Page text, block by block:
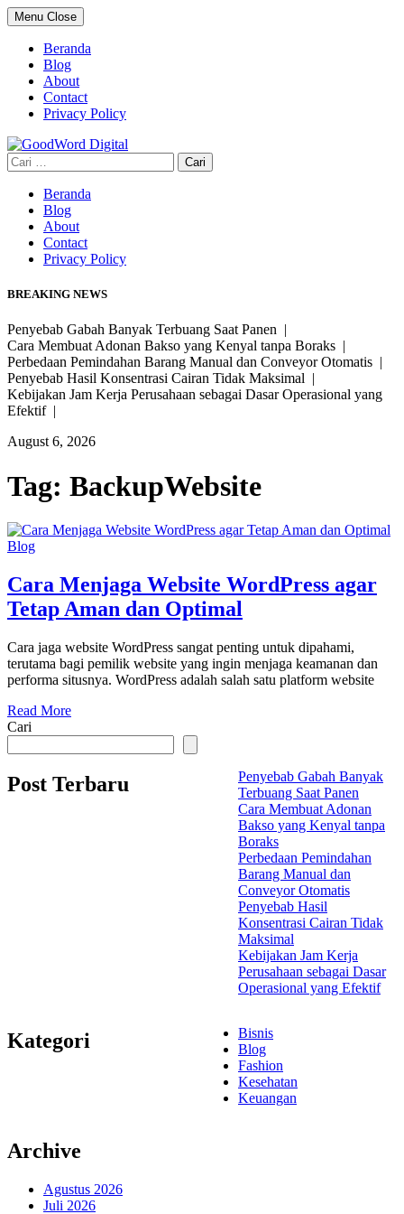
Skip
to
content
Menu Close
Beranda
Blog
About
Contact
Privacy Policy
Cari
untuk:
Beranda
Blog
About
Contact
Privacy Policy
BREAKING NEWS
Penyebab Gabah Banyak Terbuang Saat Panen |
Cara Membuat Adonan Bakso yang Kenyal tanpa Boraks |
Perbedaan Pemindahan Barang Manual dan Conveyor Otomatis |
Penyebab Hasil Konsentrasi Cairan Tidak Maksimal |
Kebijakan Jam Kerja Perusahaan sebagai Dasar Operasional yang
Efektif |
August 6, 2026
Tag: BackupWebsite
Blog
Cara Menjaga Website WordPress agar
Tetap Aman dan Optimal
Cara jaga website WordPress sangat penting untuk dipahami,
terutama bagi pemilik website yang ingin menjaga keamanan dan
performa situsnya. WordPress adalah salah satu platform website
Read More
Cari
Post Terbaru
Penyebab Gabah Banyak
Terbuang Saat Panen
Cara Membuat Adonan
Bakso yang Kenyal tanpa
Boraks
Perbedaan Pemindahan
Barang Manual dan
Conveyor Otomatis
Penyebab Hasil
Konsentrasi Cairan Tidak
Maksimal
Kebijakan Jam Kerja
Perusahaan sebagai Dasar
Operasional yang Efektif
Kategori
Bisnis
Blog
Fashion
Kesehatan
Keuangan
Archive
Agustus 2026
Juli 2026